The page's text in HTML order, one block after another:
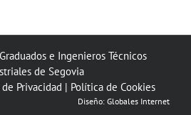
e Ingenieros Técnicos
de Segovia
Privacidad | Política de Cookies
Diseño: Globales Internet